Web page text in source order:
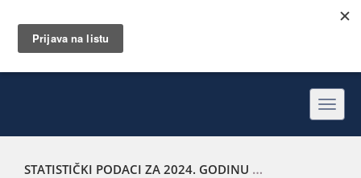
STATISTIČKI PODACI ZA 2024. GODINU